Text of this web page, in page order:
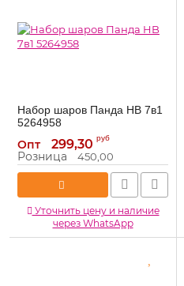
Набор шаров Панда HB 7в1
5264958
Артикул: 5264958
Опт 299,30 руб
Розница 450,00
Уточнить цену и наличие
через WhatsApp